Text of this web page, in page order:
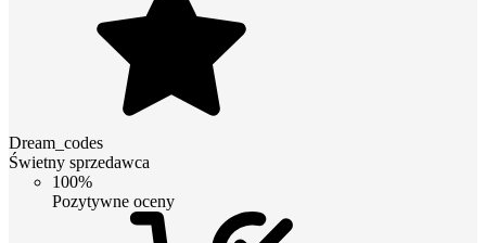
Dream_codes
Świetny sprzedawca
100%
Pozytywne oceny